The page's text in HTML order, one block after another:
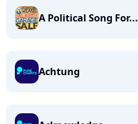
A Political Song For...
Achtung